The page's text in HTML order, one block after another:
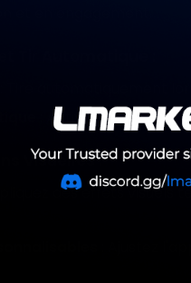
et en engagement.
Tir Automatique :
: Tire automatiquement
: Activez le tir
Visuelles :
des effets visuels
: Ajustez